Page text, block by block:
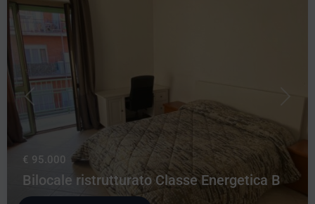
Precedente
€ 95.000
Bilocale ristrutturato Classe Energetica B